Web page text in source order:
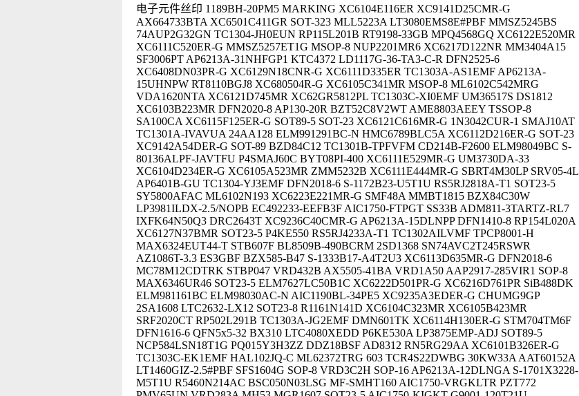
电子元件丝印 1189BH-20PM5 MARKING XC6104E116ER XC9141D25CMR-G
AX664733BTA XC6501C411GR SOT-323 MLL5223A LT3080EMS8E#PBF MMSZ5245BS
74AUP2G32GN TC1304-JH0EUN RP115L201B RT9198-33GB MPQ4568GQ XC6122E520MR
XC6111C520ER-G MMSZ5257ET1G MSOP-8 NUP2201MR6 XC6217D122NR MM3404A15
SF3006PT AP6213A-31NHFGP1 KTC4372 LD1117G-36-TA3-C-R DFN2525-6
XC6408DN03PR-G XC6129N18CNR-G XC6111D335ER TC1303A-AS1EMF AP6213A-
15UHNPW RT8110BGJ8 XC680504R-G XC6105C341MR MSOP-8 ML6102C542MRG
VDA1620NTA XC6121D745MR XC62GR5812PL TC1303C-XI0EMF UM36517S DS1812
XC6103B223MR DFN2020-8 AP130-20R BZT52C8V2WT AME8803AEEY TSSOP-8
SA100CA XC6115F125ER-G SOT89-5 SOT-23 XC6121C616MR-G 1N3042CUR-1 SMAJ10AT
TC1301A-IVAVUA 24AA128 ELM991291BC-N HMC6789BLC5A XC6112D216ER-G SOT-23
XC9142A54DER-G SOT-89 BZD84C12 TC1301B-TPFVFM CD214B-F2600 ELM98049BC S-
80136ALPF-JAVTFU P4SMAJ60C BYT08PI-400 XC6111E529MR-G UM3730DA-33
XC6104D234ER-G XC6105A523MR ZMM5232B XC6111E444MR-G SBRT4M30LP SRV05-4L
AP6401B-GU TC1304-YJ3EMF DFN2018-6 S-1172B23-U5T1U RS5RJ2818A-T1 SOT23-5
SY5800AFAC ML6102N193 XC6223E221MR-G SMF48A MMBT1815 BZX84C30W
LP3981ILDX-2.5/NOPB EC492233-EEFB3F AIC1750-FTPGT SS33B ADM811-3TARTZ-RL7
IXFK64N50Q3 DRC2643T XC9236C40CMR-G AP6213A-15DLNPP DFN1410-8 RP154L020A
XC6127N37BMR SOT23-5 P4KE550 RS5RJ4233A-T1 TC1302AILVMF TPCP8001-H
MAX6324EUT44-T STB607F BL8509B-490BCRM 2SD1368 SN74AVC2T245RSWR
AZ1086T-3.3 ES3GBF BZX585-B47 S-1333B17-A4T2U3 XC6113D635MR-G DFN2018-6
MC78M12CDTRK STBP047 VRD432B AX5505-41BA VRD1A50 AAP2917-285VIR1 SOP-8
MAX6346UR46 SOT23-5 ELM7627LC50B1C XC6222D501PR-G XC6216D761PR SiB488DK
ELM981161BC ELM98030AC-N AIC1190BL-34PE5 XC9235A3EDER-G CHUMG9GP
2SA1608 LTC2632-LX12 SOT23-8 R1161N141D XC6104C323MR XC6105B423MR
SRF2020CT RP502L291B TC1303A-JG2EMF DMN601TK XC6114H130ER-G STM704TM6F
DFN1616-6 QFN5x5-32 BX310 LTC4080XEDD P6KE530A LP3875EMP-ADJ SOT89-5
NCP584LSN18T1G PQ015Y3H3ZZ DDZ18BSF AD8312 RN5RG29AA XC6101B326ER-G
TC1303C-EK1EMF HAL102JQ-C ML62372TRG 603 TCR4S22DWBG 30KW33A AAT60152A
LT1460GIZ-2.5#PBF SFS1604G SOP-8 VRD3C2H SOP-16 AP6213A-12DLNGA S-1701X3228-
M5T1U R5460N214AC BSC050N03LSG MF-SMHT160 AIC1750-VRGKLTR PZT772